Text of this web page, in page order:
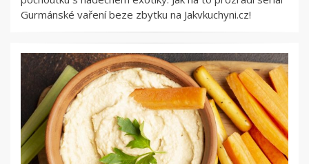
Gurmánské vaření beze zbytku na Jakvkuchyni.cz!